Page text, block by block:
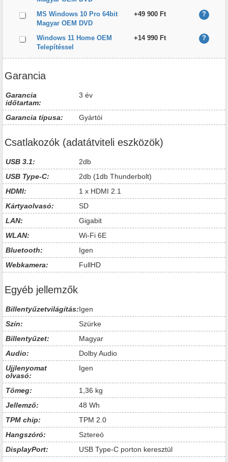
MS Windows 10 Pro 64bit
Magyar OEM DVD
+49 900 Ft ?
Windows 11 Home OEM
Telepítéssel
+14 990 Ft ?
Garancia
Garancia
időtartam:
3 év
Garancia típusa: Gyártói
Csatlakozók (adatátviteli eszközök)
USB 3.1:
2db
USB Type-C:
2db (1db Thunderbolt)
HDMI:
1 x HDMI 2.1
Kártyaolvasó:
SD
LAN:
Gigabit
WLAN:
Wi-Fi 6E
Bluetooth:
Igen
Webkamera:
FullHD
Egyéb jellemzők
Billentyűzetvilágítás:Igen
Szín:
Szürke
Billentyűzet:
Magyar
Audio:
Dolby Audio
Ujjlenyomat
olvasó:
Igen
Tömeg:
1,36 kg
Jellemző:
48 Wh
TPM chip:
TPM 2.0
Hangszóró:
Sztereó
DisplayPort:
USB Type-C porton keresztül